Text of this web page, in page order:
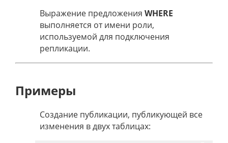
Выражение предложения WHERE
выполняется от имени роли,
используемой для подключения
репликации.
Примеры
Создание публикации, публикующей все
изменения в двух таблицах: